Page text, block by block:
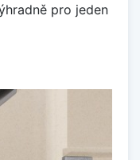
pro jeden